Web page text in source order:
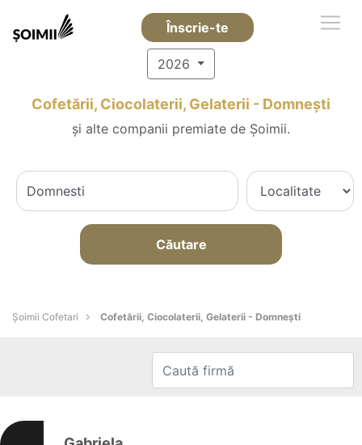
Înscrie-te
2026
Cofetării, Ciocolaterii, Gelaterii - Domneşti
și alte companii premiate de Șoimii.
Căutare
Șoimii Cofetari Cofetării, Ciocolaterii, Gelaterii - Domneşti